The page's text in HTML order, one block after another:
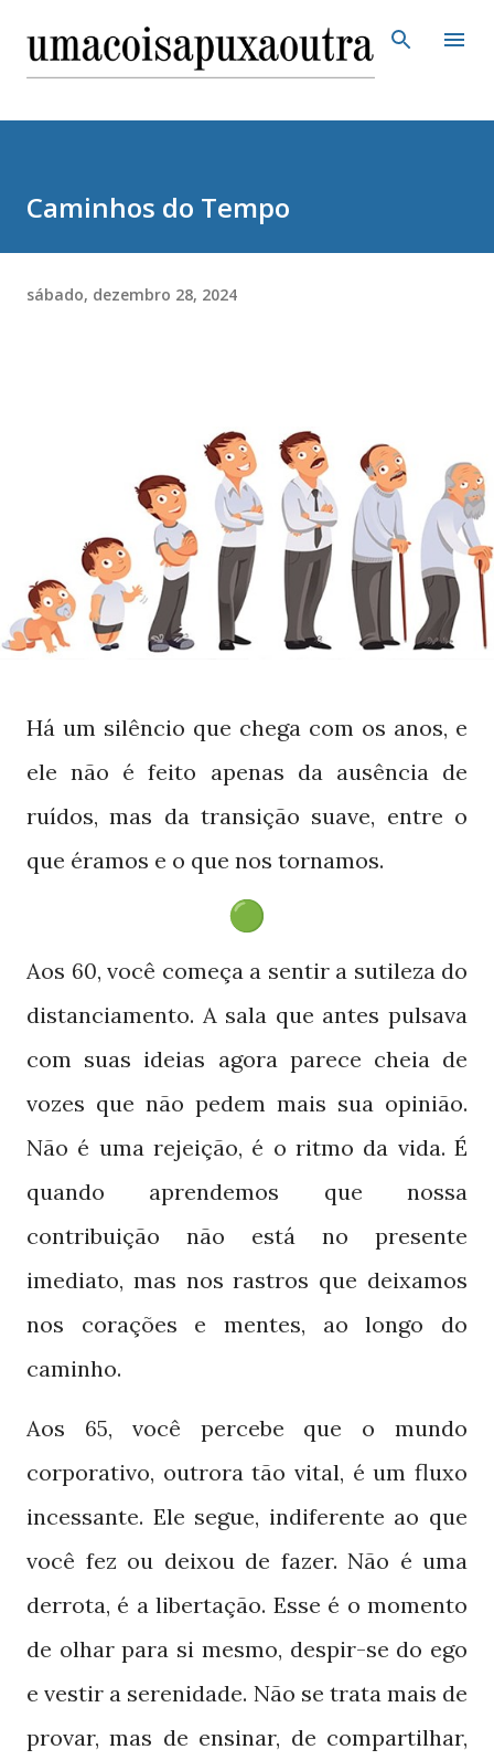
Pular para o conteúdo principal
Caminhos do Tempo
sábado, dezembro 28, 2024
Há um silêncio que chega com os anos, e
ele não é feito apenas da ausência de
ruídos, mas da transição suave, entre o
que éramos e o que nos tornamos.
Aos 60, você começa a sentir a sutileza do
distanciamento. A sala que antes pulsava
com suas ideias agora parece cheia de
vozes que não pedem mais sua opinião.
Não é uma rejeição, é o ritmo da vida. É
quando aprendemos que nossa
contribuição não está no presente
imediato, mas nos rastros que deixamos
nos corações e mentes, ao longo do
caminho.
Aos 65, você percebe que o mundo
corporativo, outrora tão vital, é um fluxo
incessante. Ele segue, indiferente ao que
você fez ou deixou de fazer. Não é uma
derrota, é a libertação. Esse é o momento
de olhar para si mesmo, despir-se do ego
e vestir a serenidade. Não se trata mais de
provar, mas de ensinar, de compartilhar,